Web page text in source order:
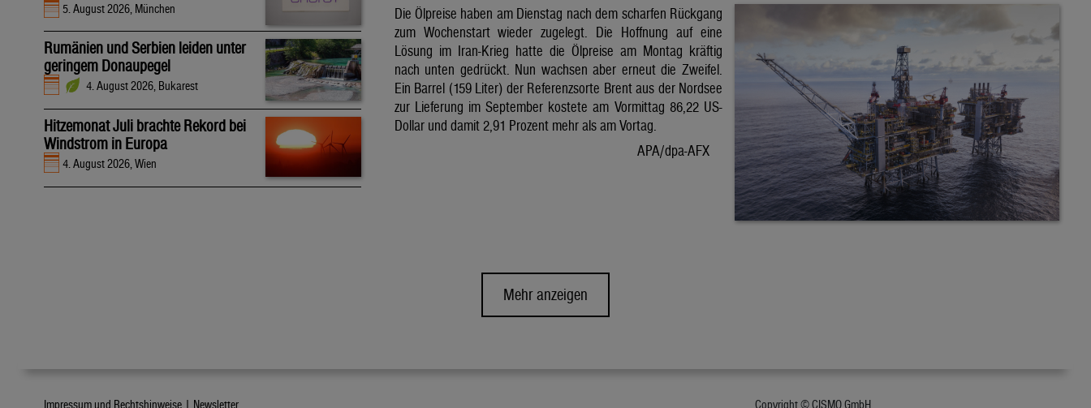
5. August 2026, München
Rumänien und Serbien leiden unter
geringem Donaupegel
4. August 2026, Bukarest
Hitzemonat Juli brachte Rekord bei
Windstrom in Europa
4. August 2026, Wien
Die Ölpreise haben am Dienstag nach dem scharfen Rückgang
zum Wochenstart wieder zugelegt. Die Hoffnung auf eine
Lösung im Iran-Krieg hatte die Ölpreise am Montag kräftig
nach unten gedrückt. Nun wachsen aber erneut die Zweifel.
Ein Barrel (159 Liter) der Referenzsorte Brent aus der Nordsee
zur Lieferung im September kostete am Vormittag 86,22 US-
Dollar und damit 2,91 Prozent mehr als am Vortag.
APA/dpa-AFX
Mehr anzeigen
Impressum und Rechtshinweise | Newsletter Copyright © CISMO GmbH